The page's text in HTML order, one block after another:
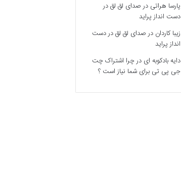
پارسا هراتی درصدای لق لق در
دست انداز پراید
زیبا کاردان درصدای لق لق در دست
انداز پراید
دایه بادکوبه ای درچرا اشتراک چت
جی پی تی برای شما نیاز است ؟